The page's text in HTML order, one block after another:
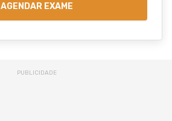
AGENDAR EXAME